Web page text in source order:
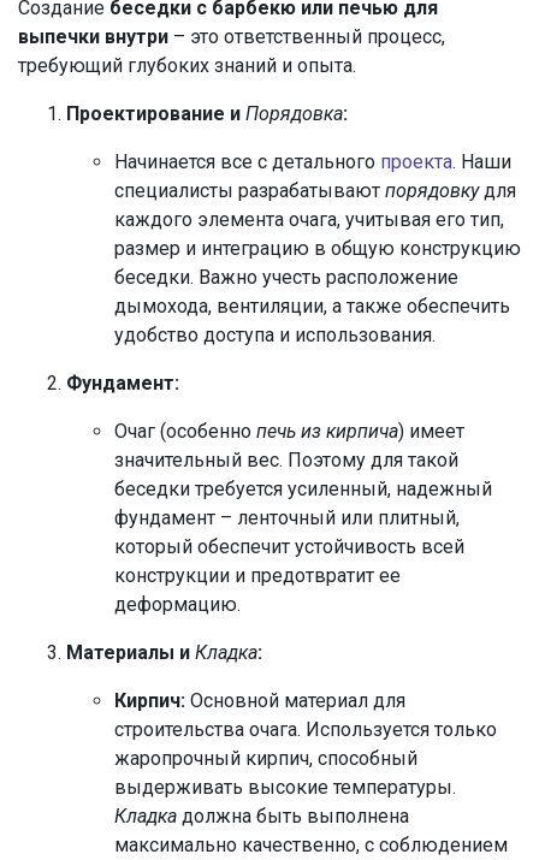
Создание беседки с барбекю или печью для
выпечки внутри – это ответственный процесс,
требующий глубоких знаний и опыта.
Проектирование и Порядовка:
Начинается все с детального проекта. Наши
специалисты разрабатывают порядовкудля
каждого элемента очага, учитывая его тип,
размер и интеграцию в общую конструкцию
беседки. Важно учесть расположение
дымохода, вентиляции, а также обеспечить
удобство доступа и использования.
Фундамент:
Очаг (особенно печь из кирпича) имеет
значительный вес. Поэтому для такой
беседки требуется усиленный, надежный
фундамент – ленточный или плитный,
который обеспечит устойчивость всей
конструкции и предотвратит ее
деформацию.
Материалы и Кладка:
Кирпич: Основной материал для
строительства очага. Используется только
жаропрочный кирпич, способный
выдерживать высокие температуры.
Кладка должна быть выполнена
максимально качественно, с соблюдением